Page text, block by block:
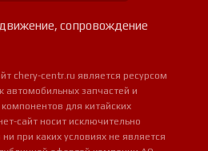
сопровождение
chery-centr.ru является ресурсом
автомобильных запчастей и
для китайских
сайт носит исключительно
при каких условиях не является